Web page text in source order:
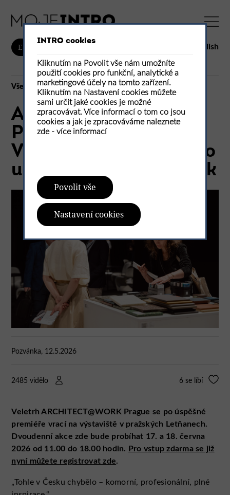
INTRO cookies
Kliknutím na Povolit vše nám umožníte
použití cookies pro funkční, analytické a
marketingové účely na tomto zařízení.
Kliknutím na Nastavení cookies můžete
sami určit jaké cookies je možné
zpracovávat. Více informací o tom co jsou
cookies a jak je zpracováváme naleznete
zde - více informací
Povolit vše
Nastavení cookies
E-shop English
Vše
ARCHITECT@WORK
Prague opět na scéně!
V červnu se v PVA Expo
uskuteční druhý ročník
Pozvánka, 12.5.2026
2485 vidělo 6 se líbí
Veletrh ARCHITECT@WORK Prague se po úspěšné
premiéře vrací na výstaviště v pražských Letňanech.
Dvoudenní akce zde bude probíhat 17. a 18. června
2026 od 11.00 do 18.00 hodin. Pro vstup zdarma se již
nyní můžete registrovat zde.
„Tohle v Česku chybělo – komorní, profesionální, plné